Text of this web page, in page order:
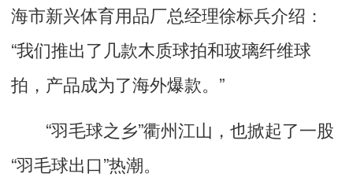
海市新兴体育用品厂总经理徐标兵介绍：
“我们推出了几款木质球拍和玻璃纤维球
拍，产品成为了海外爆款。”
“羽毛球之乡”衢州江山，也掀起了一股
“羽毛球出口”热潮。